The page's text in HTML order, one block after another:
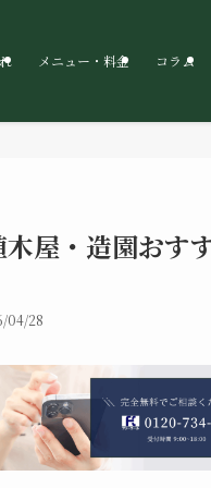
メニュー・料金 コラム
屋・造園おす
04/28